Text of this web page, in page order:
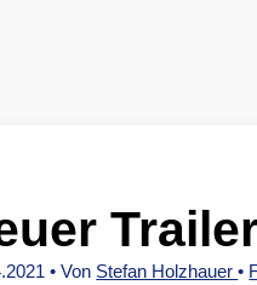
• Von Stefan Holzhauer•